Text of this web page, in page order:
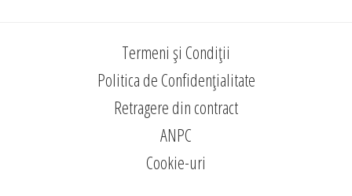
Termeni și Condiții
Politica de Confidențialitate
Retragere din contract
ANPC
Cookie-uri